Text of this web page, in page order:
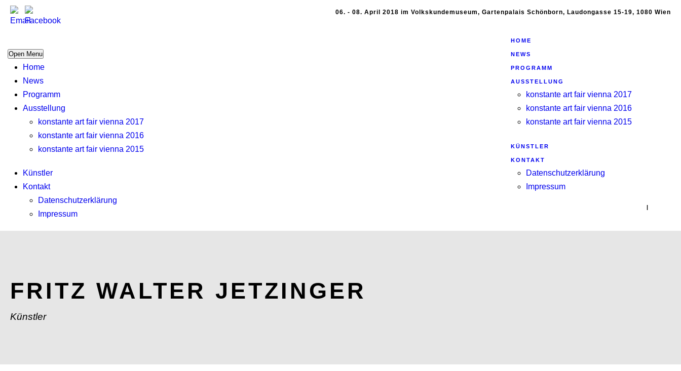
06. - 08. April 2018 im Volkskundemuseum, Gartenpalais Schönborn, Laudongasse 15-19, 1080 Wien
Open Menu
Home
News
Programm
Ausstellung
konstante art fair vienna 2017
konstante art fair vienna 2016
konstante art fair vienna 2015
Künstler
Kontakt
Datenschutzerklärung
Impressum
HOME
NEWS
PROGRAMM
AUSSTELLUNG
konstante art fair vienna 2017
konstante art fair vienna 2016
konstante art fair vienna 2015
KÜNSTLER
KONTAKT
Datenschutzerklärung
Impressum
|
FRITZ WALTER JETZINGER
Künstler